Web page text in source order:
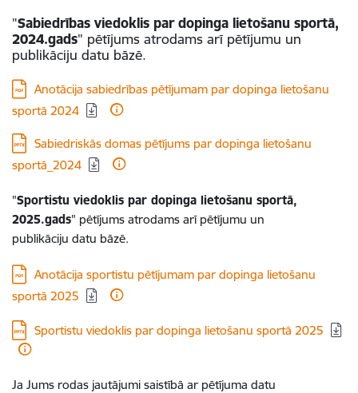
"Sabiedrības viedoklis par dopinga lietošanu sportā,
2024.gads" pētījums atrodams arī pētījumu un
publikāciju datu bāzē.
Lejupielādēt:
Anotācija sabiedrības pētījumam par dopinga lietošanu
sportā 2024
Lejupielādēt:
Sabiedriskās domas pētījums par dopinga lietošanu
sportā_2024
"Sportistu viedoklis par dopinga lietošanu sportā,
2025.gads" pētījums atrodams arī pētījumu un
publikāciju datu bāzē.
Lejupielādēt:
Anotācija sportistu pētījumam par dopinga lietošanu
sportā 2025
Lejupielādēt:
Sportistu viedoklis par dopinga lietošanu sportā 2025
Ja Jums rodas jautājumi saistībā ar pētījuma datu